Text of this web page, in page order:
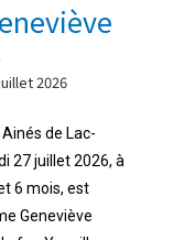
2026
de Lac-
27 juillet 2026, à
6 mois, est
Geneviève